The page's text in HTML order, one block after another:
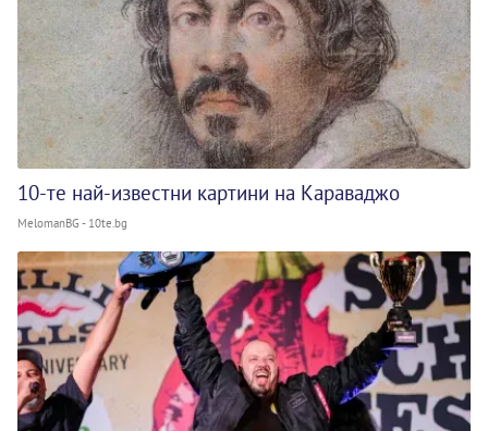
10-те най-известни картини на Караваджо
MelomanBG - 10te.bg